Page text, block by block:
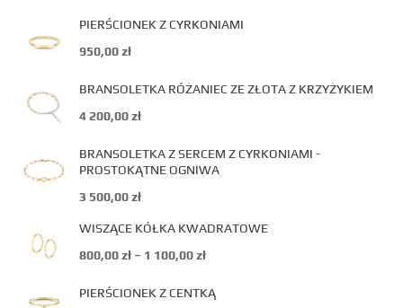
PIERŚCIONEK Z CYRKONIAMI
950,00zł
BRANSOLETKA RÓŻANIEC ZE ZŁOTA Z KRZYŻYKIEM
4 200,00zł
BRANSOLETKA Z SERCEM Z CYRKONIAMI -
PROSTOKĄTNE OGNIWA
3 500,00zł
WISZĄCE KÓŁKA KWADRATOWE
800,00zł – 1 100,00zł
PIERŚCIONEK Z CENTKĄ